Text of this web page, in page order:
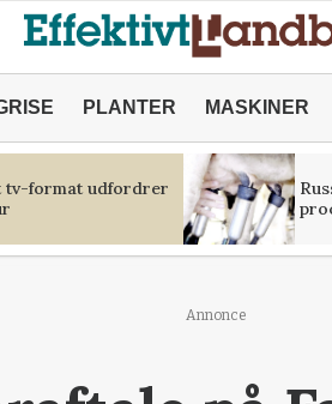
PLANTER MASKINER
tv-format udfordrer
Annonce